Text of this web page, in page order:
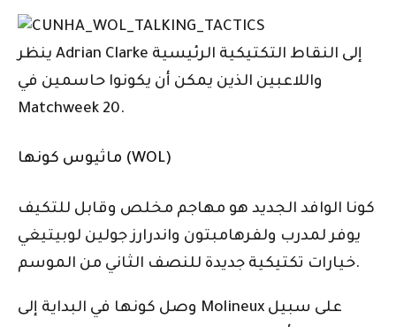
ينظر Adrian Clarke إلى النقاط التكتيكية الرئيسية
واللاعبين الذين يمكن أن يكونوا حاسمين في
Matchweek 20.
ماثيوس كونها (WOL)
كونا الوافد الجديد هو مهاجم مخلص وقابل للتكيف
يوفر لمدرب ولفرهامبتون واندرارز جولين لوبيتيغي
خيارات تكتيكية جديدة للنصف الثاني من الموسم.
وصل كونها في البداية إلى Molineux على سبيل